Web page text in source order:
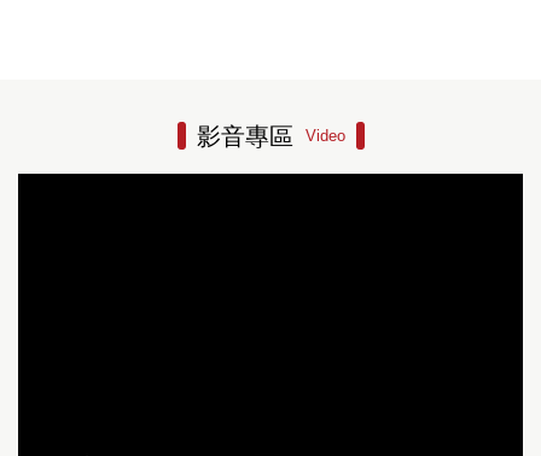
影音專區 Video